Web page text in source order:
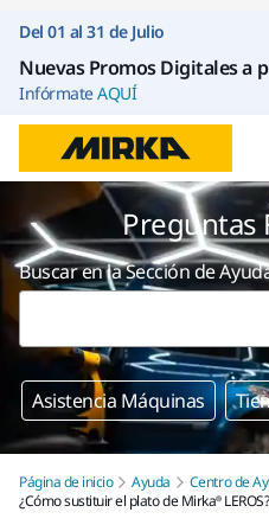
Del 01 al 31 de Julio
Nuevas Promos Digitales a
InfórmateAQUÍ
Preguntas
Buscar en la Sección de
Asistencia Máquinas
Página de inicio Ayuda Centro de
¿Cómo sustituir el plato de Mirka® LEROS?